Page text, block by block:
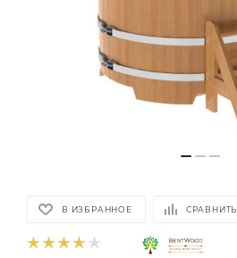
В ИЗБРАННОЕ СРАВНИТЬ